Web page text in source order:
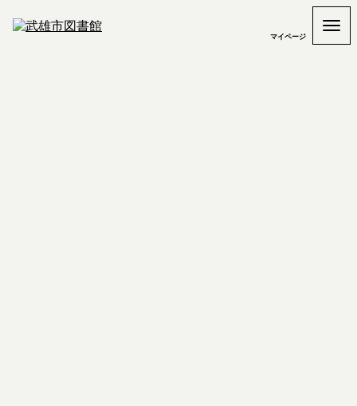
マイページ